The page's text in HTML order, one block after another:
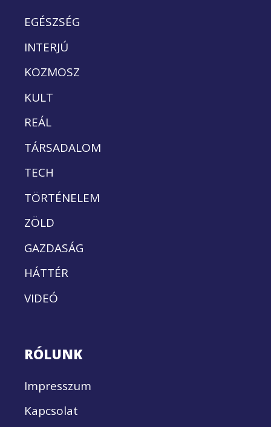
EGÉSZSÉG
INTERJÚ
KOZMOSZ
KULT
REÁL
TÁRSADALOM
TECH
TÖRTÉNELEM
ZÖLD
GAZDASÁG
HÁTTÉR
VIDEÓ
RÓLUNK
Impresszum
Kapcsolat